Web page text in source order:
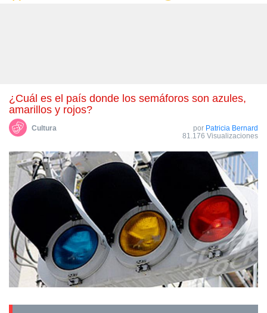
¿Cuál es el país donde los semáforos son azules,
amarillos y rojos?
Cultura por Patricia Bernard
81.176 Visualizaciones